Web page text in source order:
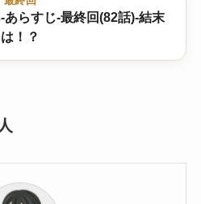
らすじ-最終回(82話)-結末
は！？